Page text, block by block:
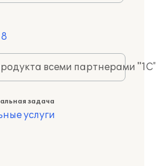
всеми партнерами
задача
услуги